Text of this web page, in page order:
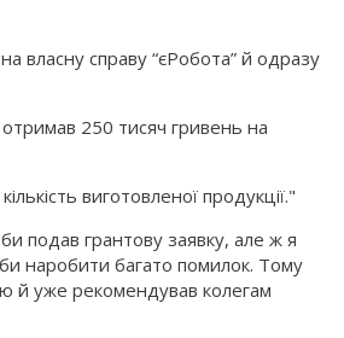
власну справу “єРобота” й одразу
250 тисяч гривень на
виготовленої продукції."
подав грантову заявку, але ж я
наробити багато помилок. Тому
й уже рекомендував колегам